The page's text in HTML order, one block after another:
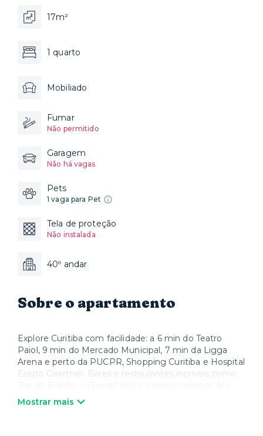
17m²
1 quarto
Mobiliado
Fumar
Não permitido
Garagem
Não há vagas
Pets
1 vaga para Pet
Tela de proteção
Não instalada
40º andar
Sobre o apartamento
Explore Curitiba com facilidade: a 6 min do Teatro
Paiol, 9 min do Mercado Municipal, 7 min da Ligga
Arena e perto da PUCPR, Shopping Curitiba e Hospital
Erasto Gaertner. Bares e restaurantes incríveis como
condomínio, aproveite academia, coworking e salas de
Mostrar mais